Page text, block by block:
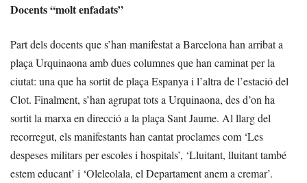
Docents “molt enfadats”
Part dels docents que s’han manifestat a Barcelona han arribat a
plaça Urquinaona amb dues columnes que han caminat per la
ciutat: una que ha sortit de plaça Espanya i l’altra de l’estació del
Clot. Finalment, s’han agrupat tots a Urquinaona, des d’on ha
sortit la marxa en direcció a la plaça Sant Jaume. Al llarg del
recorregut, els manifestants han cantat proclames com ‘Les
despeses militars per escoles i hospitals’, ‘Lluitant, lluitant també
estem educant’ i ‘Oleleolala, el Departament anem a cremar’.